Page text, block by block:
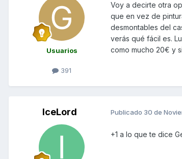
Usuarios
391
Voy a decirte otra
que en vez de
desmontables del
verás qué fácil es.
como mucho 20€ y
IceLord Publicado 30 de
+1 a lo que te dice